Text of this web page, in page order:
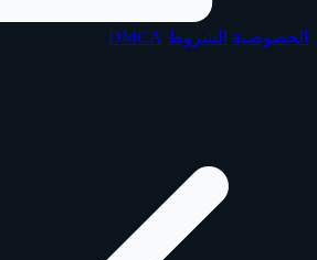
الخصوصية الشروط DMCA